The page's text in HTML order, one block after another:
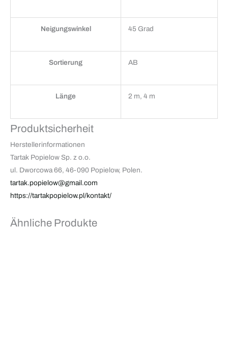
Neigungswinkel 45 Grad
Sortierung AB
Länge 2 m, 4 m
Produktsicherheit
Herstellerinformationen
Tartak Popielow Sp. z o.o.
ul. Dworcowa 66, 46-090 Popielow, Polen.
tartak.popielow@gmail.com
https://tartakpopielow.pl/kontakt/
Ähnliche Produkte